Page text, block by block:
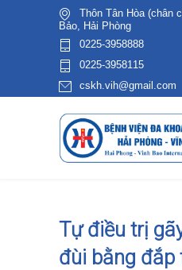
Thôn Tân Hòa (chân
Bảo, Hải Phòng
0225-3958888
0225-3958115
cskh.vih@gmail.com
Tự điều trị
đùi bằng đắp